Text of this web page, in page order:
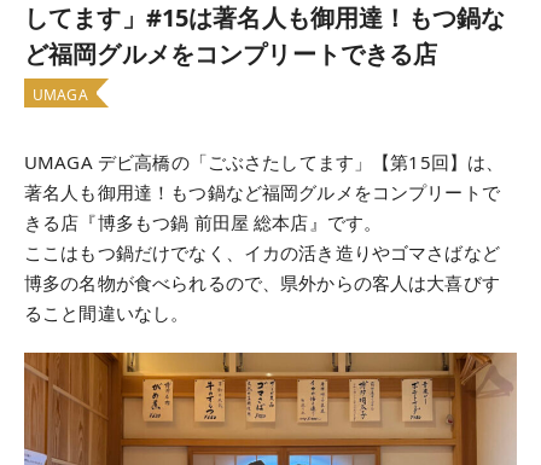
してます」#15は著名人も御用達！もつ鍋な
ど福岡グルメをコンプリートできる店
UMAGA
UMAGA デビ高橋の「ごぶさたしてます」【第15回】は、
著名人も御用達！もつ鍋など福岡グルメをコンプリートで
きる店『博多もつ鍋 前田屋 総本店』です。
ここはもつ鍋だけでなく、イカの活き造りやゴマさばなど
博多の名物が食べられるので、県外からの客人は大喜びす
ること間違いなし。